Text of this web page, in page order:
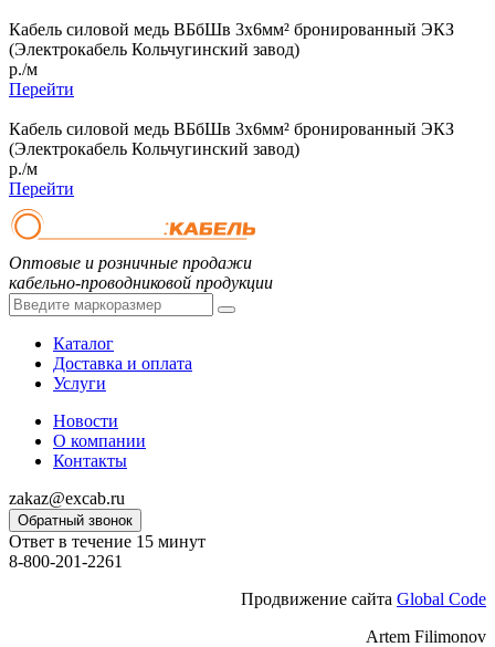
Кабель силовой медь ВБбШв 3x6мм² бронированный ЭКЗ
(Электрокабель Кольчугинский завод)
р./м
Перейти
Кабель силовой медь ВБбШв 3x6мм² бронированный ЭКЗ
(Электрокабель Кольчугинский завод)
р./м
Перейти
Оптовые и розничные продажи
кабельно-проводниковой продукции
Каталог
Доставка и оплата
Услуги
Новости
О компании
Контакты
zakaz@excab.ru
Обратный звонок
Ответ в течение 15 минут
8-800-201-2261
Продвижение сайта Global Code
Artem Filimonov